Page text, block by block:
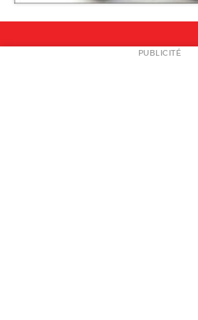
NEWSLETTER
PUBLICITÉ